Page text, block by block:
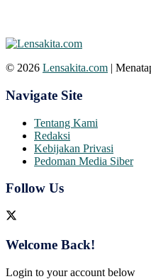
© 2026 Lensakita.com |
Navigate Site
Tentang Kami
Redaksi
Kebijakan Privasi
Pedoman Media Siber
Follow Us
Welcome Back!
Login to your account below